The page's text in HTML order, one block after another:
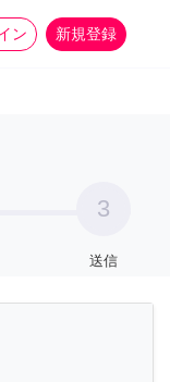
ン 新規登録
more_horiz
3
送信